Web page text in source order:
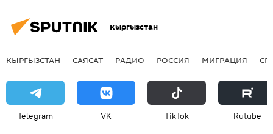
Кыргызстан
КЫРГЫЗСТАН САЯСАТ РАДИО РОССИЯ МИГРАЦИЯ
Telegram VK ТikТоk Rutube